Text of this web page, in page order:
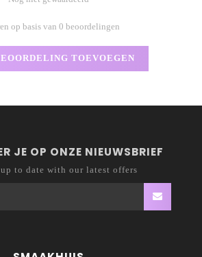
op basis van 0 beoordelingen
TOEVOEGEN
JE OP ONZE NIEUWSBRIEF
to date with our latest offers